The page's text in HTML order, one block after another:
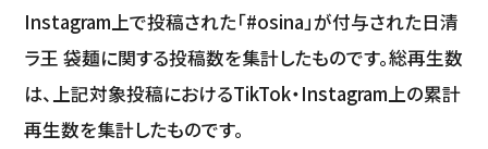
Instagram上で投稿された「#osina」が付与された日清
ラ王 袋麺に関する投稿数を集計したものです。総再生数
は、上記対象投稿におけるTikTok・Instagram上の累計
再生数を集計したものです。